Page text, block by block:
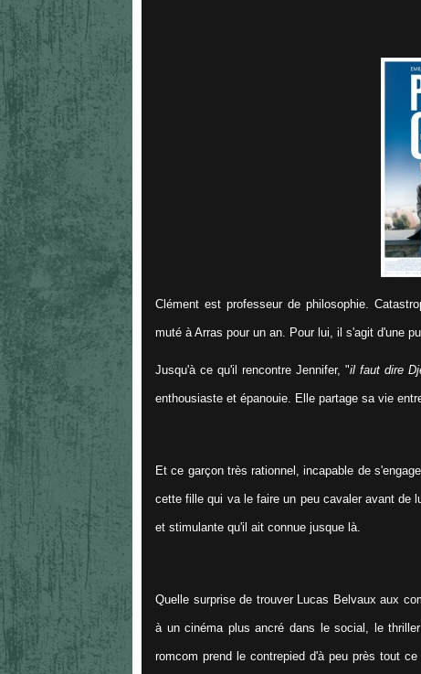
Clément est professeur de philosophie.
muté à Arras pour un an. Pour lui, il s'agit d'une
Jusqu'à ce qu'il rencontre Jennifer, "il faut dire
enthousiaste et épanouie. Elle partage sa vie
Et ce garçon très rationnel, incapable de
cette fille qui va le faire un peu cavaler avant de
et stimulante qu'il ait connue jusque là.
Quelle surprise de trouver Lucas Belvaux aux
à un cinéma plus ancré dans le social, le
romcom prend le contrepied d'à peu près tout